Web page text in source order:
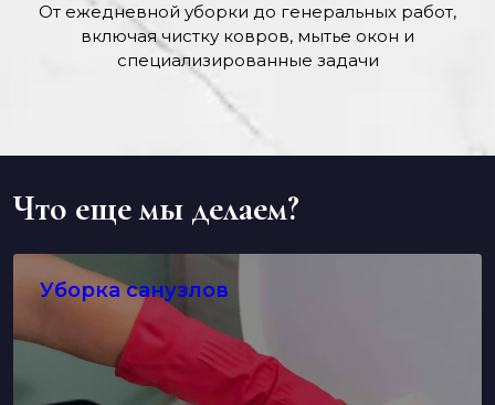
От ежедневной уборки до генеральных работ,
включая чистку ковров, мытье окон и
специализированные задачи
Что еще мы делаем?
Уборка санузлов